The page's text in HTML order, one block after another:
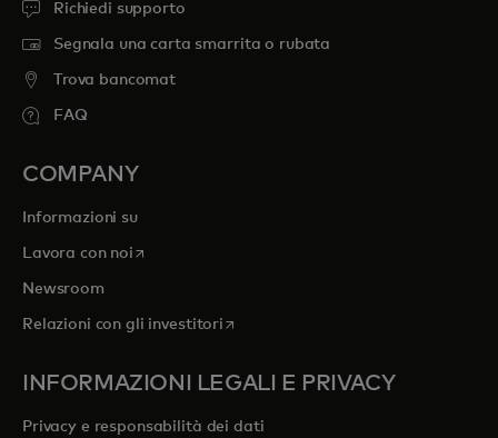
Richiedi supporto
Segnala una carta smarrita o rubata
Trova bancomat
FAQ
COMPANY
Informazioni su
Lavora con noi si apre in una nuova scheda
Newsroom
Relazioni con gli investitorisi apre in una nuova scheda
INFORMAZIONI LEGALI E PRIVACY
Privacy e responsabilità dei dati